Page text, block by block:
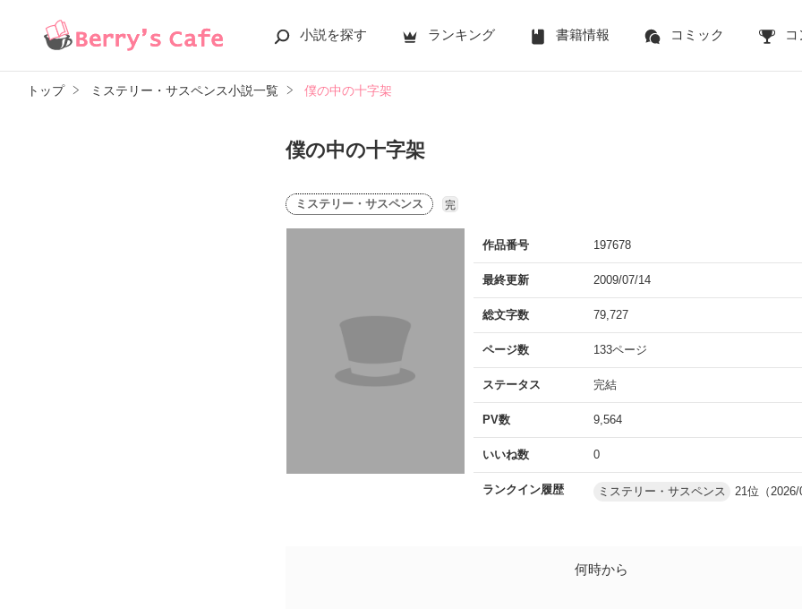
小説を探す ランキング 書籍情報 コミック コ
トップ ミステリー・サスペンス小説一覧 僕の中の十字架
僕の中の十字架
ミステリー・サスペンス 完
作品番号 197678
最終更新 2009/07/14
総文字数 79,727
ページ数 133ページ
ステータス 完結
PV数 9,564
いいね数 0
ランクイン履歴 ミステリー・サスペンス 21位（2026/
何時から